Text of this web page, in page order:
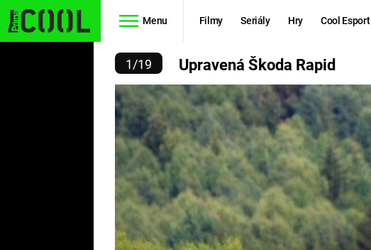
Menu Filmy Seriály Hry Cool Esport
SIMPSONOVI
Filmy
STAR WARS
AVENGERS
RYCHLE A
ZBĚSILE 10
ŠKODA RAPID
1/19 Upravená Škoda Rapid